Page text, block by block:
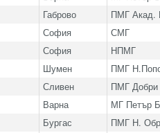
Габрово ПМГ Акад.
София СМГ
София НПМГ
Шумен ПМГ
Сливен ПМГ Добри
Варна МГ Петър
Бургас ПМГ Н.